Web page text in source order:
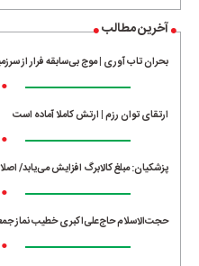
آخرین مطالب
بحران تاب آوری | موج بی‌سابقه فرار از
ارتقای توان رزم | ارتش کاملا آماده است
پزشکیان: مبلغ کالابرگ افزایش می‌یابد/
حجت‌الاسلام حاج‌علی‌اکبری خطیب نماز